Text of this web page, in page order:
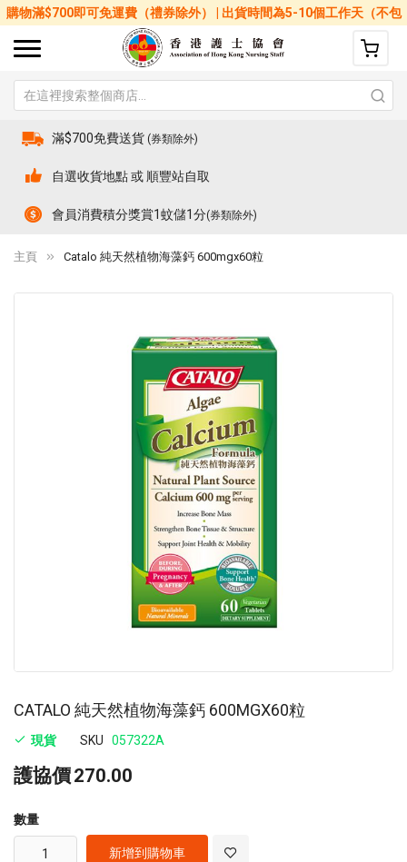
購物滿$700即可免運費（禮券除外） | 出貨時間為5-10個工作天（不包
括星期六、日及公眾假期）
滿$700免費送貨 (券類除外)
自選收貨地點 或 順豐站自取
會員消費積分獎賞1蚊儲1分(券類除外)
主頁 Catalo 純天然植物海藻鈣 600mgx60粒
CATALO 純天然植物海藻鈣 600MGX60粒
現貨 SKU 057322A
護協價270.00
數量
新增到購物車